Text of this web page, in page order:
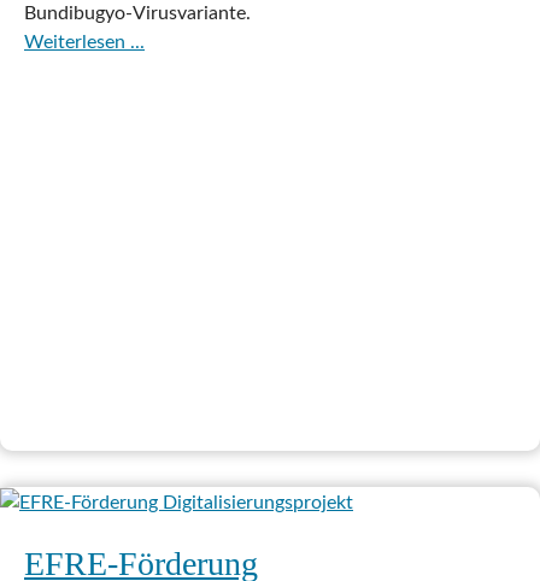
Bundibugyo-Virusvariante.
Weiterlesen ...
EFRE-Förderung